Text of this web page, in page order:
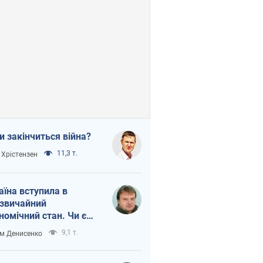
закінчиться війна?
11,3 т.
вступила в
стан. Чи є
вкінці тунелю?
Денисенко 9,1 т.